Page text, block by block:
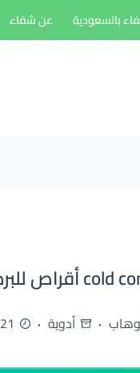
بالسعودية عن شفاء
أدوية 21 يونيو، 2025